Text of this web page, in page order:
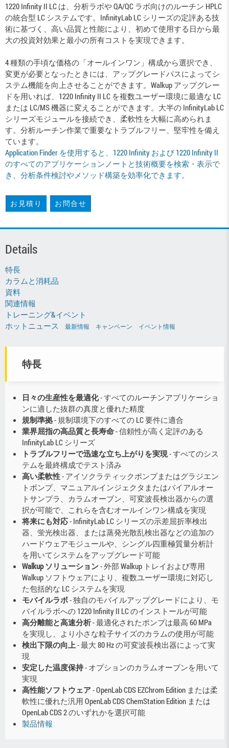
1220 Infinity II LC は、分析ラボや QA/QC ラボ向けのルーチン HPLC
の統合型 LC システムです。InfinityLab LC シリーズの定評ある技
術に基づく、高い品質と性能により、初めて使用する日から最
大の投資対効果と最小の所有コストを実現できます。
4 種類の手頃な価格の「オールインワン」構成から選択でき、
変更が必要となったときには、アップグレードパスによってシ
ステム機能を向上させることができます。Walkup アップグレー
ドを用いれば、1220 Infinity II LC を複数ユーザー環境に最適な LC
または LC/MS 機器に変えることができます。大半の InfinityLab LC
シリーズモジュールを接続でき、柔軟性を大幅に高められま
す。分析ルーチン作業で重要なトラブルフリー、堅牢性を備え
ています。
Application Finder を使用すると、1220 Infinity および 1220 Infinity II
のすべてのアプリケーションノートと技術概要を検索・表示で
き、分析条件検討やメソッド構築を効率化できます。
お見積り お問合せ
Details
特長
カラムと消耗品
資料
関連情報
トレーニング&イベント
ホットニュース
最新情報 キャンペーン イベント情報
特長
日々の生産性を最適化- すべてのルーチンアプリケーショ
ンに適した抜群の真度と優れた精度
規制準拠- 規制環境下のすべての LC 要件に適合
業界屈指の高品質と長寿命- 信頼性が高く定評のある
InfinityLab LC シリーズ
トラブルフリーで迅速な立ち上がりを実現- すべてのシス
テムを最終構成でテスト済み
高い柔軟性- アイソクラティックポンプまたはグラジエン
トポンプ、マニュアルインジェクタまたはバイアルオー
トサンプラ、カラムオーブン、可変波長検出器からの選
択が可能で、これらを含むオールインワン構成を実現
将来にも対応- InfinityLab LC シリーズの示差屈折率検出
器、蛍光検出器、または蒸発光散乱検出器などの追加の
ハードウェアモジュールや、シングル四重極質量分析計
を用いてシステムをアップグレード可能
Walkup ソリューション- 外部 Walkup トレイおよび専用
Walkup ソフトウェアにより、複数ユーザー環境に対応し
た包括的な LC システムを実現
モバイルラボ- 独自のモバイルアップグレードにより、モ
バイルラボへの 1220 Infinity II LC のインストールが可能
高分離能と高速分析- 最適化されたポンプは最高 60 MPa
を実現し、より小さな粒子サイズのカラムの使用が可能
検出下限の向上- 最大 80 Hz の可変波長検出器によって実
現
安定した温度保持- オプションのカラムオーブンを用いて
実現
高性能ソフトウェア- OpenLab CDS EZChrom Edition または柔
軟性に優れた汎用 OpenLab CDS ChemStation Edition または
OpenLab CDS 2 のいずれかを選択可能
製品情報